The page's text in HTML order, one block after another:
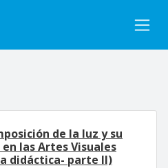
de la luz y su
las Artes Visuales
didáctica- parte II)